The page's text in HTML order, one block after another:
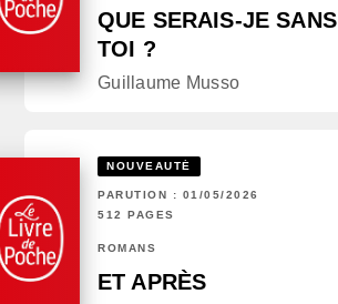
QUE SERAIS-JE SANS
TOI ?
Guillaume Musso
NOUVEAUTÉ
PARUTION : 01/05/2026
512 PAGES
ROMANS
ET APRÈS